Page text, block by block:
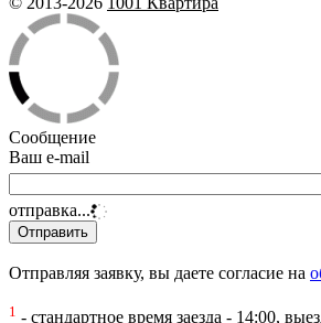
Сообщение
Ваш e-mail
отправка...
Отправляя заявку, вы даете согласие на
1 - стандартное время заезда - 14:00,